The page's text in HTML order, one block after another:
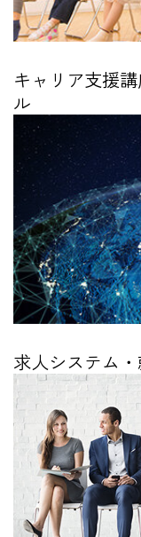
キャリア支援
ル
求人システム